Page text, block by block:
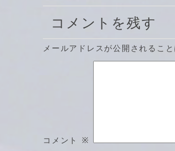
コメントを残す
メールアドレスが公開されること
コメント ※